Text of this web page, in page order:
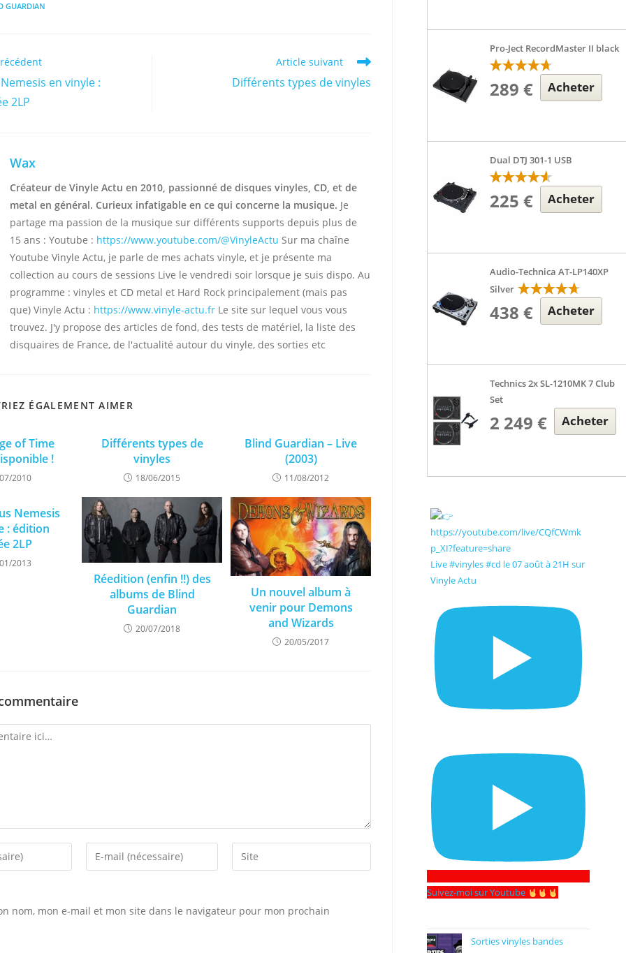
GUARDIAN
en vinyle :
2LP
Article suivant
Différents types de vinyles
Wax
Créateur de Vinyle Actu en 2010, passionné de disques vinyles, CD, et de
metal en général. Curieux infatigable en ce qui concerne la musique. Je
partage ma passion de la musique sur différents supports depuis plus de
15 ans : Youtube : https://www.youtube.com/@VinyleActu Sur ma chaîne
Youtube Vinyle Actu, je parle de mes achats vinyle, et je présente ma
collection au cours de sessions Live le vendredi soir lorsque je suis dispo. Au
programme : vinyles et CD metal et Hard Rock principalement (mais pas
que) Vinyle Actu : https://www.vinyle-actu.fr Le site sur lequel vous vous
trouvez. J'y propose des articles de fond, des tests de matériel, la liste des
disquaires de France, de l'actualité autour du vinyle, des sorties etc
ÉGALEMENT AIMER
of Time
!
2010
Différents types de
vinyles
18/06/2015
Blind Guardian – Live
(2003)
11/08/2012
Nemesis
: édition
2LP
2013
Réedition (enfin !!) des
albums de Blind
Guardian
20/07/2018
Un nouvel album à
venir pour Demons
and Wizards
20/05/2017
Enter
your
Saisir
l’URL
site
nom, mon e-mail et mon site dans le navigateur pour mon prochain
Pro-Ject RecordMaster II black
289 € Acheter
Dual DTJ 301-1 USB
225 € Acheter
Audio-Technica AT-LP140XP
Silver
438 € Acheter
Technics 2x SL-1210MK 7 Club
Set
2 249 € Acheter
Live #vinyles #cd le 07 août à 21H sur
Vinyle Actu
Suivez-moi sur Youtube
Sorties vinyles bandes